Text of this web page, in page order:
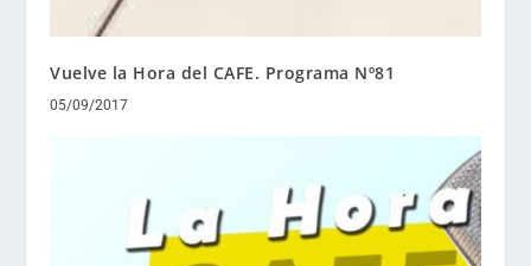
Vuelve la Hora del CAFE. Programa Nº81
05/09/2017